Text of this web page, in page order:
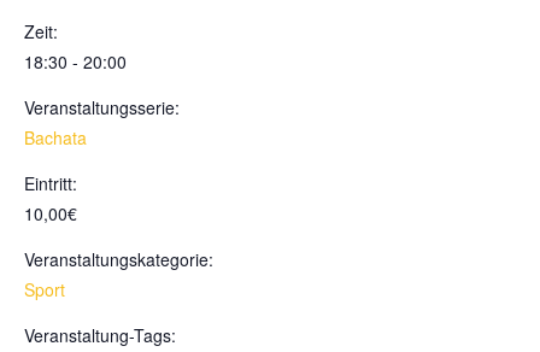
Zeit:
18:30 - 20:00
Veranstaltungsserie:
Bachata
Eintritt:
10,00€
Veranstaltungskategorie:
Sport
Veranstaltung-Tags: